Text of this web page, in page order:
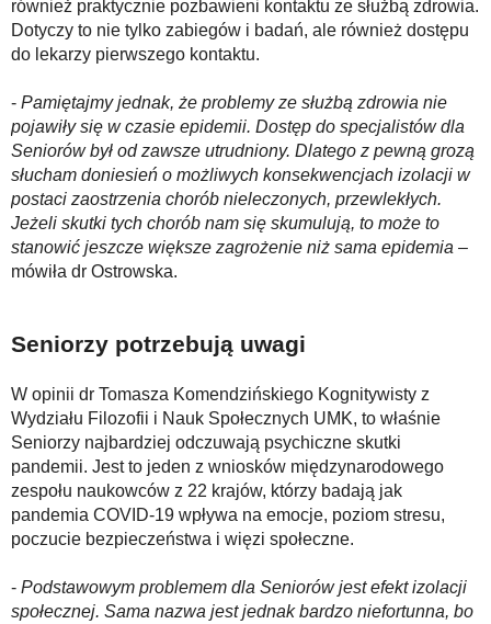
również praktycznie pozbawieni kontaktu ze służbą zdrowia.
Dotyczy to nie tylko zabiegów i badań, ale również dostępu
do lekarzy pierwszego kontaktu.
- Pamiętajmy jednak, że problemy ze służbą zdrowia nie
pojawiły się w czasie epidemii. Dostęp do specjalistów dla
Seniorów był od zawsze utrudniony. Dlatego z pewną grozą
słucham doniesień o możliwych konsekwencjach izolacji w
postaci zaostrzenia chorób nieleczonych, przewlekłych.
Jeżeli skutki tych chorób nam się skumulują, to może to
stanowić jeszcze większe zagrożenie niż sama epidemia –
mówiła dr Ostrowska.
Seniorzy potrzebują uwagi
W opinii dr Tomasza Komendzińskiego Kognitywisty z
Wydziału Filozofii i Nauk Społecznych UMK, to właśnie
Seniorzy najbardziej odczuwają psychiczne skutki
pandemii. Jest to jeden z wniosków międzynarodowego
zespołu naukowców z 22 krajów, którzy badają jak
pandemia COVID-19 wpływa na emocje, poziom stresu,
poczucie bezpieczeństwa i więzi społeczne.
- Podstawowym problemem dla Seniorów jest efekt izolacji
społecznej. Sama nazwa jest jednak bardzo niefortunna, bo